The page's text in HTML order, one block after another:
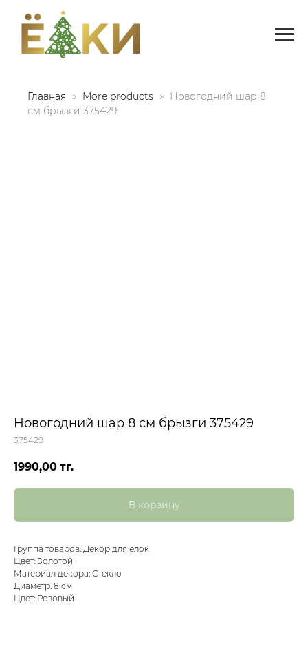
Главная More products
Новогодний шар 8
см брызги 375429
Новогодний шар 8 см брызги 375429
375429
1990,00 тг.
В корзину
Группа товаров: Декор для ёлок
Цвет: Золотой
Материал декора: Стекло
Диаметр: 8 см
Цвет: Розовый